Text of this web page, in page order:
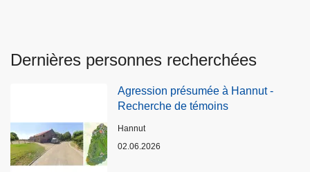
Dernières personnes recherchées
Agression présumée à Hannut -
Recherche de témoins
Lieux
Hannut
02.06.2026